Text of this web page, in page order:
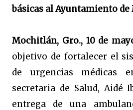
básicas al Ayuntamiento
Mochitlán, Gro., 10 de
objetivo de fortalecer el
de urgencias médicas
secretaria de Salud, Aidé
entrega de una